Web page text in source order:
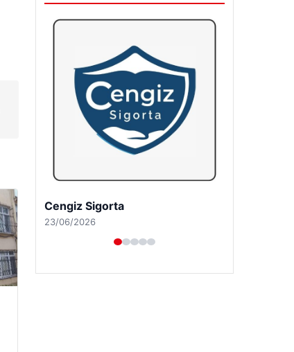
Hastaş Beton
26/05/2026